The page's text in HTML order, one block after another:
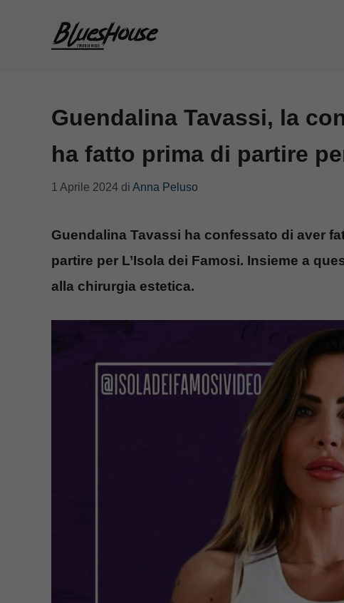
Guendalina Tavassi, la
ha fatto prima di partire
1 Aprile 2024 di Anna Peluso
Guendalina Tavassi ha confessato di aver
partire per L’Isola dei Famosi. Insieme a
alla chirurgia estetica.